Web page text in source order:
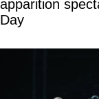
apparition
Day